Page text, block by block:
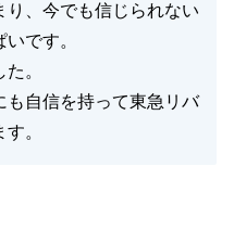
、今でも信じられない
です。
。
も自信を持って東急リバ
。